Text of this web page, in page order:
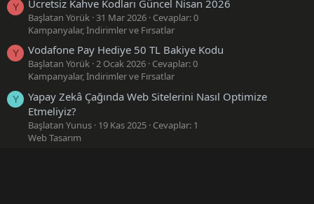
Y Ücretsiz Kahve Kodları Güncel Nisan 2026
Başlatan Yörük 31 Mar 2026 Cevaplar: 0
Kampanyalar, İndirimler ve Fırsatlar
Y Vodafone Pay Hediye 50 TL Bakiye Kodu
Başlatan Yörük 2 Ocak 2026 Cevaplar: 0
Kampanyalar, İndirimler ve Fırsatlar
Y
Yapay Zekâ Çağında Web Sitelerini Nasıl Optimize
Etmeliyiz?
Başlatan Yunus 19 Kas 2025 Cevaplar: 1
Web Tasarım